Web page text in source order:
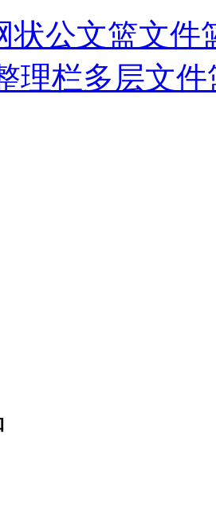
状公文篮文
理栏多层文件